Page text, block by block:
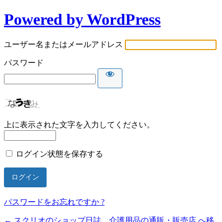
Powered by WordPress
ユーザー名またはメールアドレス
パスワード
上に表示された文字を入力してください。
ログイン状態を保存する
パスワードをお忘れですか ?
← スクリオのショップ日誌 介護用品の通販・販売店 へ移